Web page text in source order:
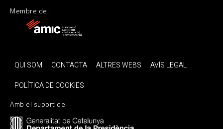
Membre de:
QUI SOM CONTACTA ALTRES WEBS
AVÍS LEGAL
POLÍTICA DE COOKIES
Amb el suport de